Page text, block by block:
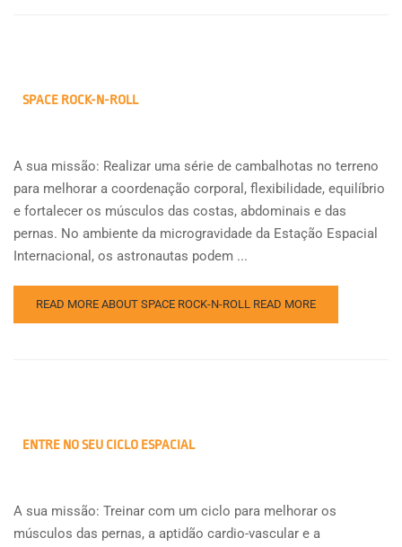
SPACE ROCK-N-ROLL
A sua missão: Realizar uma série de cambalhotas no terreno
para melhorar a coordenação corporal, flexibilidade, equilíbrio
e fortalecer os músculos das costas, abdominais e das
pernas. No ambiente da microgravidade da Estação Espacial
Internacional, os astronautas podem ...
READ MORE ABOUT SPACE ROCK-N-ROLL READ MORE
ENTRE NO SEU CICLO ESPACIAL
A sua missão: Treinar com um ciclo para melhorar os
músculos das pernas, a aptidão cardio-vascular e a